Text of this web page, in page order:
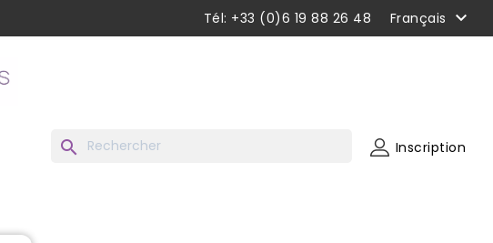
Tél: +33 (0)6 19 88 26 48 Français 
Inscription
search